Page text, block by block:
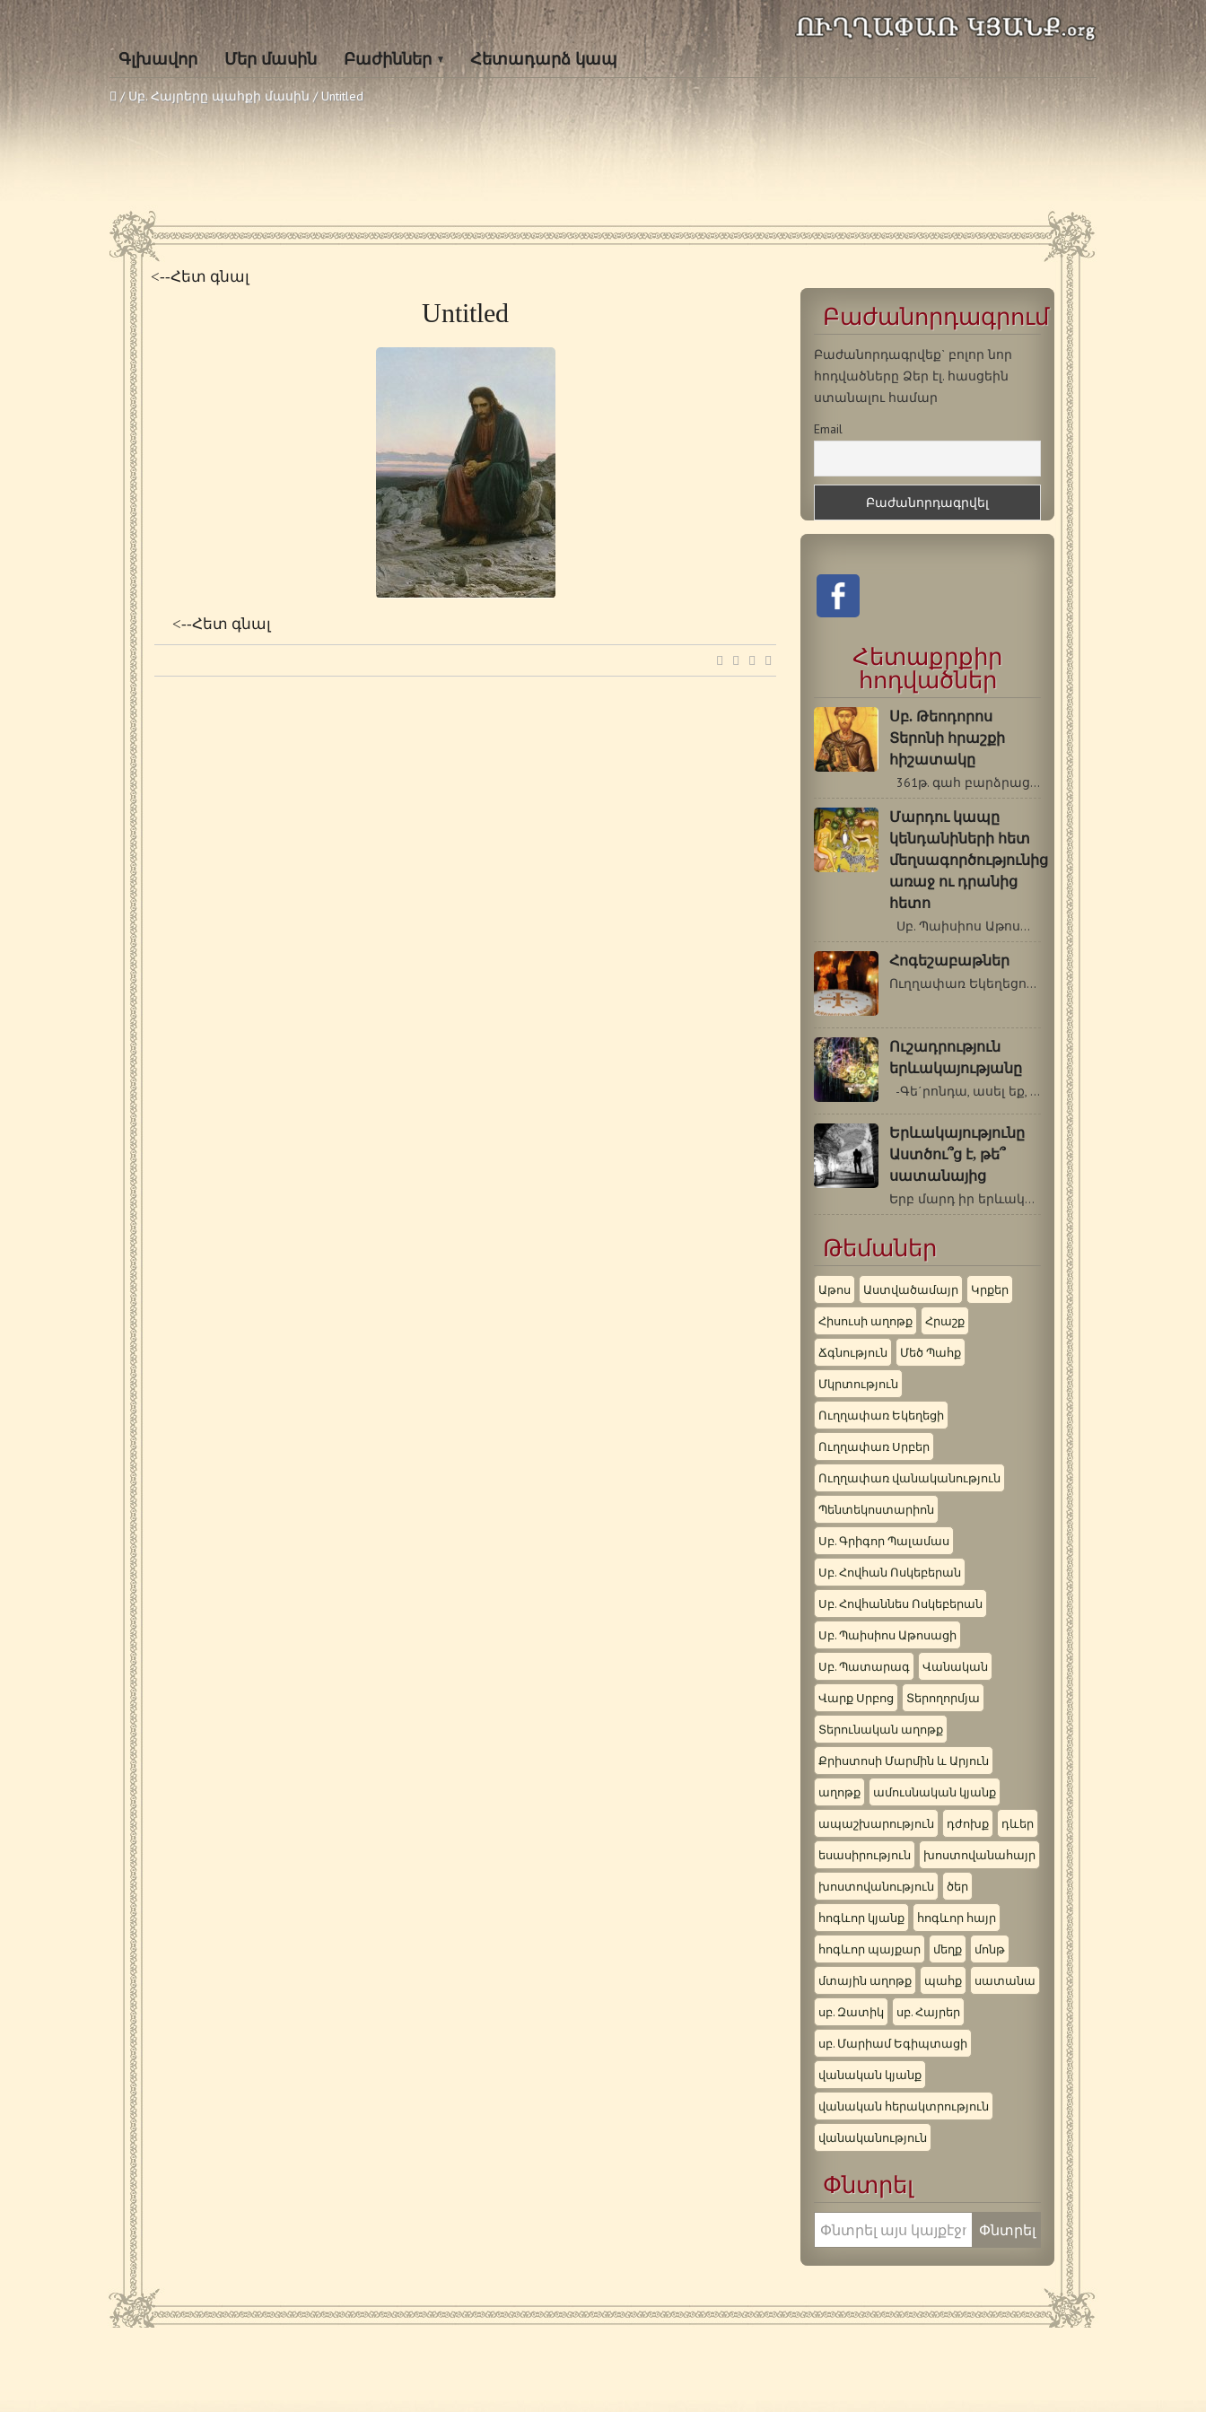
Գլխավոր Մեր մասին Բաժիններ Հետադարձ կապ
/ Սբ. Հայրերը պահքի մասին /Untitled
<--Հետ գնալ
Untitled
<--Հետ գնալ
Բաժանորդագրում
Բաժանորդագրվեք` բոլոր նոր
հոդվածները Ձեր էլ. հասցեին
ստանալու համար
Email
Հետաքրքիր
հոդվածներ
Սբ. Թեոդորոս
Տերոնի հրաշքի
հիշատակը
361թ. գահ բարձրացած Հուլիանոս Ուրացող…
Մարդու կապը
կենդանիների հետ
մեղսագործությունից
առաջ ու դրանից
հետո
Սբ. Պաիսիոս Աթոսացի Մարդու կապը…
Հոգեշաբաթներ
Ուղղափառ Եկեղեցում «Հոգեշաբաթ» են…
Ուշադրություն
երևակայությանը
-Գե΄րոնդա, ասել եք, որ աղոթքի ժամանակ…
Երևակայությունը
Աստծու՞ց է, թե՞
սատանայից
Երբ մարդ իր երևակայությանը ուշադրություն…
Թեմաներ
Աթոս Աստվածամայր Կրքեր
Հիսուսի աղոթք Հրաշք
Ճգնություն Մեծ Պահք
Մկրտություն
Ուղղափառ Եկեղեցի
Ուղղափառ Սրբեր
Ուղղափառ վանականություն
Պենտեկոստարիոն
Սբ. Գրիգոր Պալամաս
Սբ. Հովհան Ոսկեբերան
Սբ. Հովհաննես Ոսկեբերան
Սբ. Պաիսիոս Աթոսացի
Սբ. Պատարագ Վանական
Վարք Սրբոց Տերողորմյա
Տերունական աղոթք
Քրիստոսի Մարմին և Արյուն
աղոթք ամուսնական կյանք
ապաշխարություն դժոխք դևեր
եսասիրություն խոստովանահայր
խոստովանություն ծեր
հոգևոր կյանք հոգևոր հայր
հոգևոր պայքար մեղք մոնթ
մտային աղոթք պահք սատանա
սբ. Զատիկ սբ. Հայրեր
սբ. Մարիամ Եգիպտացի
վանական կյանք
վանական հերակտրություն
վանականություն
Փնտրել